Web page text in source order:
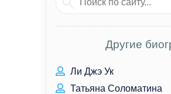
Другие
Ли Джэ Ук
Татьяна Соломатина